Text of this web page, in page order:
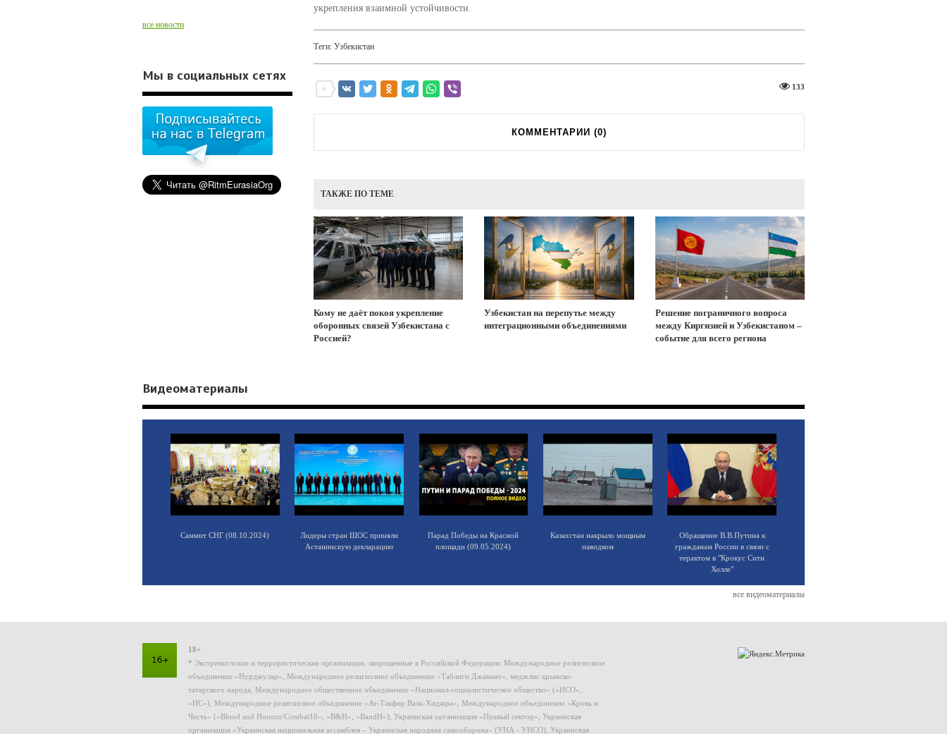
укрепления взаимной устойчивости.
Теги: Узбекистан
133
КОММЕНТАРИИ (0)
ТАКЖЕ ПО ТЕМЕ
Кому не даёт покоя укрепление
оборонных связей Узбекистана с
Россией?
Узбекистан на перепутье между
интеграционными объединениями
Решение пограничного вопроса
между Киргизией и Узбекистаном –
событие для всего региона
все новости
Мы в социальных сетях
Видеоматериалы
Саммит СНГ (08.10.2024)
Лидеры стран ШОС приняли
Астанинскую декларацию
Парад Победы на Красной
площади (09.05.2024)
Казахстан накрыло мощным
паводком
Обращение В.В.Путина к
гражданам России в связи с
терактом в "Крокус Сити
Холле"
все видеоматериалы
18+
* Экстремистские и террористические организации, запрещенные в Российской Федерации: Международное религиозное
объединение «Нурджулар», Международное религиозное объединение «Таблиги Джамаат», меджлис крымско-
татарского народа, Международное общественное объединение «Национал-социалистическое общество» («НСО»,
«НС»), Международное религиозное объединение «Ат-Такфир Валь-Хиджра», Международное объединение «Кровь и
Честь» («Blood and Honour/Combat18», «B&H», «BandH»), Украинская организация «Правый сектор», Украинская
организация «Украинская национальная ассамблея – Украинская народная самооборона» (УНА - УНСО), Украинская